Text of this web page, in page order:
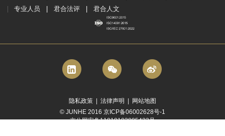
专业人员
君合法评 君合人文
隐私政策 法律声明
网站地图
© JUNHE 2016 京ICP备06002628号-1
京公网安备11010102005423号